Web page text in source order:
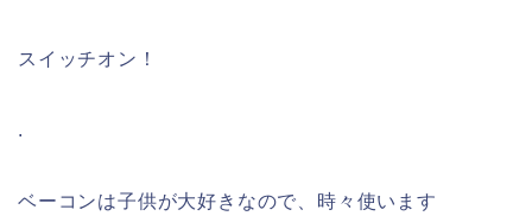
スイッチオン！
.
ベーコンは子供が大好きなので、時々使います